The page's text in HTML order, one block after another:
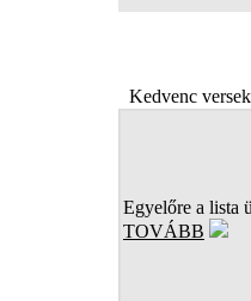
Kedvenc versek
Egyelőre a lista
TOVÁBB